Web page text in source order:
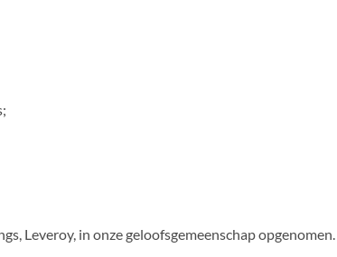
Leveroy, in onze geloofsgemeenschap